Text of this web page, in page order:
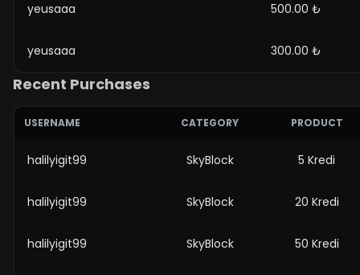
yeusaaa 500.00 ₺
yeusaaa 300.00 ₺
Recent Purchases
USERNAME CATEGORY PRODUCT
halilyigit99 SkyBlock 5 Kredi
halilyigit99 SkyBlock 20 Kredi
halilyigit99 SkyBlock 50 Kredi